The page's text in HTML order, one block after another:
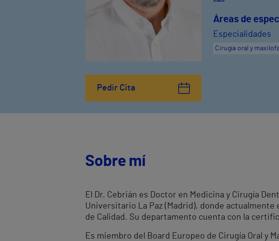
Pedir Cita
Áreas de
Especialidades
Cirugía oral y
Sobre mí
El Dr. Cebrián es Doctor en Medicina y Cirugía
Universitario La Paz (Madrid), donde
de Calidad. Su departamento cuenta con la
Es miembro del Board Europeo de Cirugía Oral y